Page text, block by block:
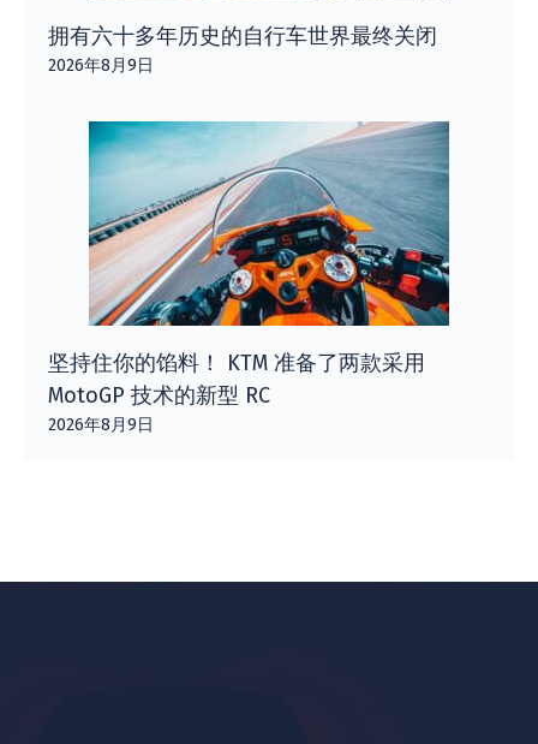
拥有六十多年历史的自行车世界最终关闭
2026年8月9日
坚持住你的馅料！ KTM 准备了两款采用
MotoGP 技术的新型 RC
2026年8月9日